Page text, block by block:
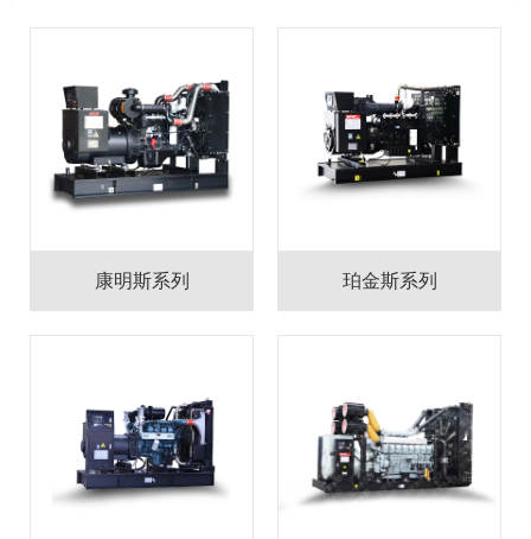
康明斯系列 珀金斯系列